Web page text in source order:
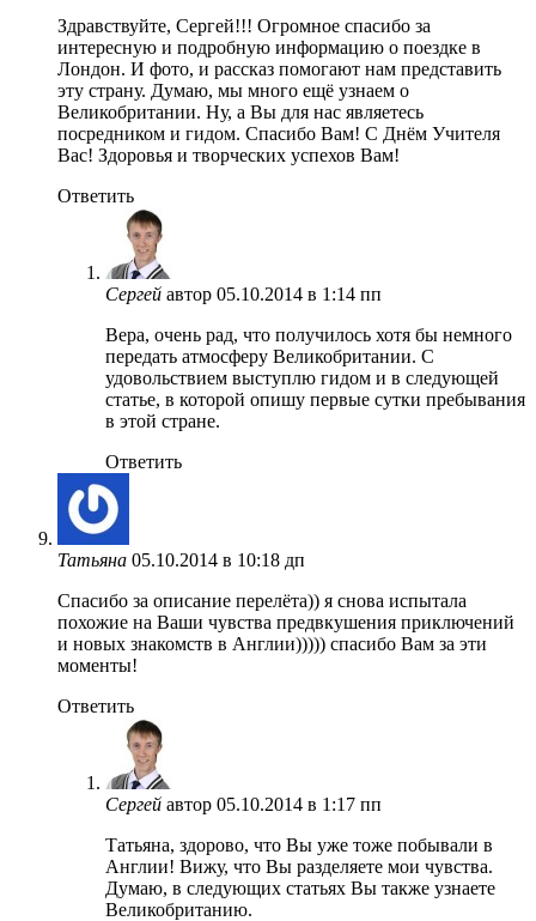
Здравствуйте, Сергей!!! Огромное спасибо за
интересную и подробную информацию о поездке в
Лондон. И фото, и рассказ помогают нам представить
эту страну. Думаю, мы много ещё узнаем о
Великобритании. Ну, а Вы для нас являетесь
посредником и гидом. Спасибо Вам! С Днём Учителя
Вас! Здоровья и творческих успехов Вам!
Ответить
Сергей автор 05.10.2014 в 1:14 пп
Вера, очень рад, что получилось хотя бы немного
передать атмосферу Великобритании. С
удовольствием выступлю гидом и в следующей
статье, в которой опишу первые сутки пребывания
в этой стране.
Ответить
Татьяна 05.10.2014 в 10:18 дп
Спасибо за описание перелёта)) я снова испытала
похожие на Ваши чувства предвкушения приключений
и новых знакомств в Англии))))) спасибо Вам за эти
моменты!
Ответить
Сергей автор 05.10.2014 в 1:17 пп
Татьяна, здорово, что Вы уже тоже побывали в
Англии! Вижу, что Вы разделяете мои чувства.
Думаю, в следующих статьях Вы также узнаете
Великобританию.